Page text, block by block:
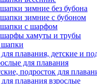
зимние без бубона
зимние с бубоном
с шарфом
хамуты и трубы
плавания, детские и
для плавания
подросток для
плавания взрослые